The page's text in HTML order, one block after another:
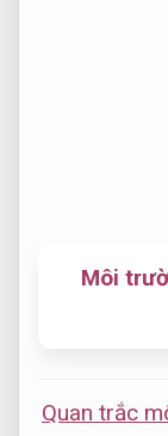
Môi
Quan trắc